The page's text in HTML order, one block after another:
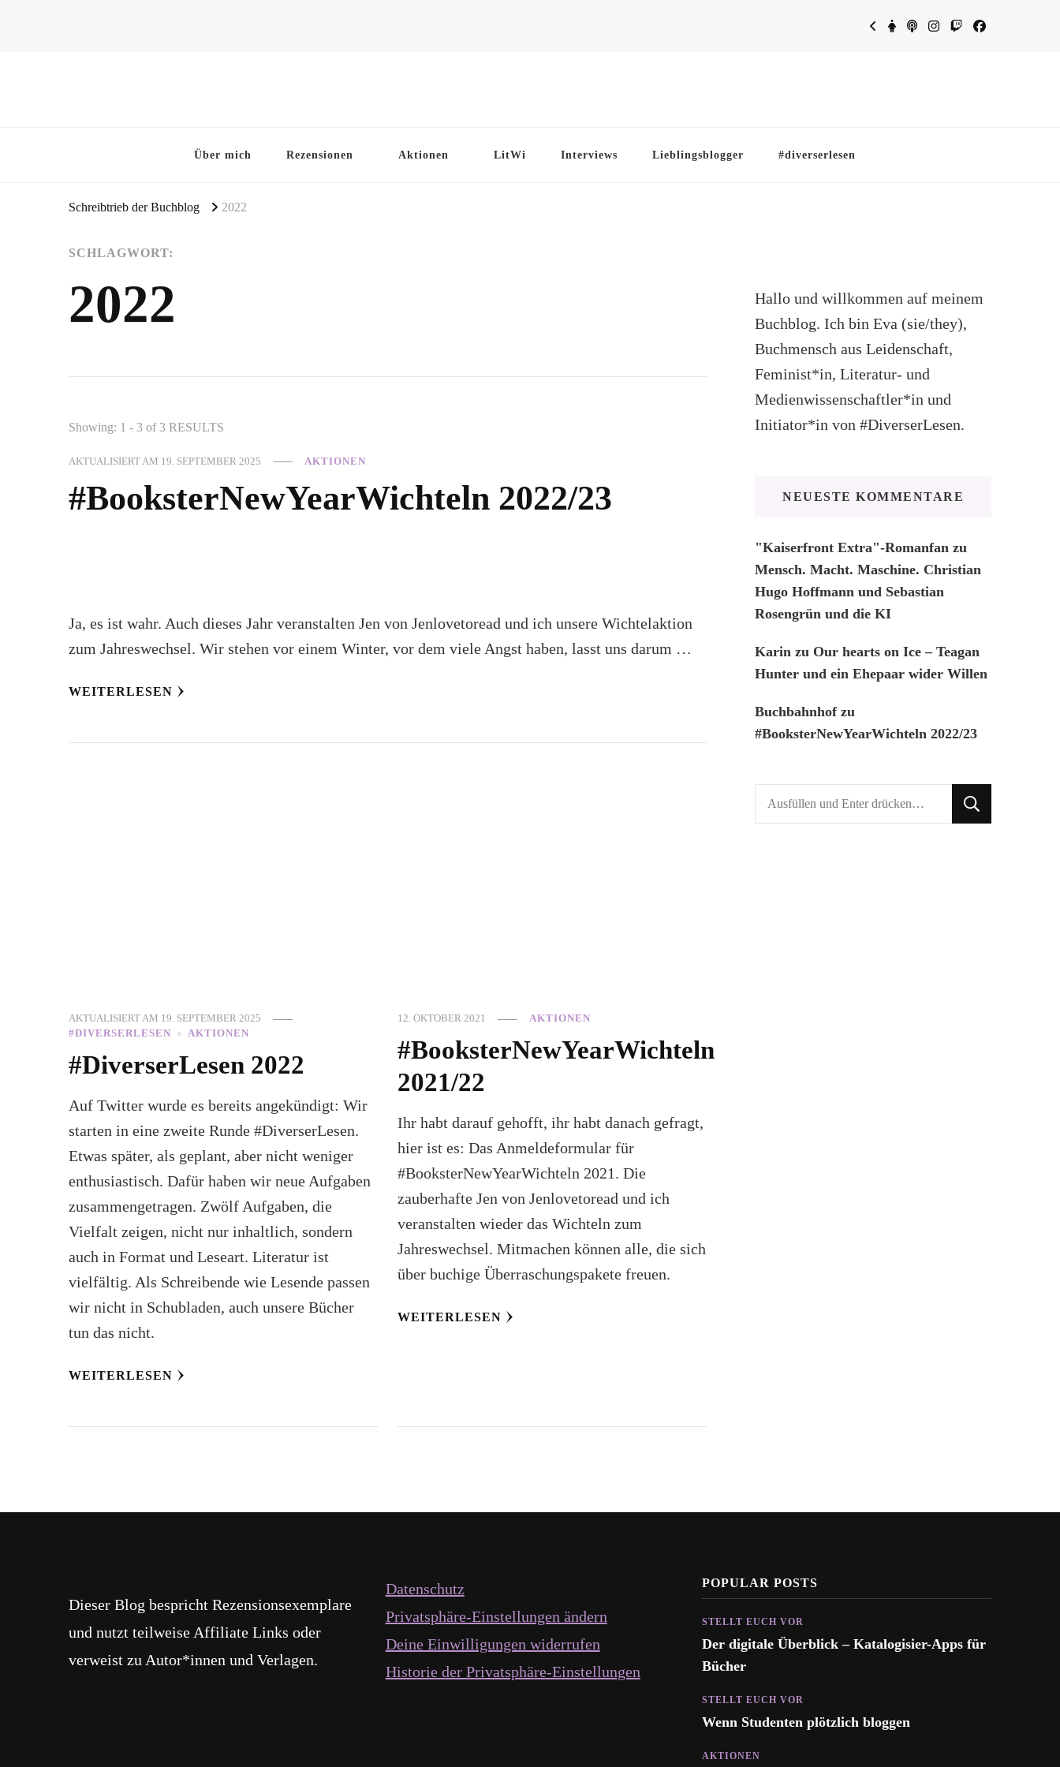
Über mich Rezensionen Aktionen LitWi Interviews Lieblingsblogger #diverserlesen
Schreibtrieb der Buchblog 2022
SCHLAGWORT:
2022
Showing: 1 - 3 of 3 RESULTS
AKTUALISIERT AM 19. SEPTEMBER 2025 AKTIONEN
#BooksterNewYearWichteln 2022/23
Ja, es ist wahr. Auch dieses Jahr veranstalten Jen von Jenlovetoread und ich unsere Wichtelaktion
zum Jahreswechsel. Wir stehen vor einem Winter, vor dem viele Angst haben, lasst uns darum …
WEITERLESEN
AKTUALISIERT AM 19. SEPTEMBER 2025
#DIVERSERLESEN
AKTIONEN
#DiverserLesen 2022
Auf Twitter wurde es bereits angekündigt: Wir
starten in eine zweite Runde #DiverserLesen.
Etwas später, als geplant, aber nicht weniger
enthusiastisch. Dafür haben wir neue Aufgaben
zusammengetragen. Zwölf Aufgaben, die
Vielfalt zeigen, nicht nur inhaltlich, sondern
auch in Format und Leseart. Literatur ist
vielfältig. Als Schreibende wie Lesende passen
wir nicht in Schubladen, auch unsere Bücher
tun das nicht.
WEITERLESEN
12. OKTOBER 2021 AKTIONEN
#BooksterNewYearWichteln
2021/22
Ihr habt darauf gehofft, ihr habt danach gefragt,
hier ist es: Das Anmeldeformular für
#BooksterNewYearWichteln 2021. Die
zauberhafte Jen von Jenlovetoread und ich
veranstalten wieder das Wichteln zum
Jahreswechsel. Mitmachen können alle, die sich
über buchige Überraschungspakete freuen.
WEITERLESEN
Hallo und willkommen auf meinem
Buchblog. Ich bin Eva (sie/they),
Buchmensch aus Leidenschaft,
Feminist*in, Literatur- und
Medienwissenschaftler*in und
Initiator*in von #DiverserLesen.
NEUESTE KOMMENTARE
"Kaiserfront Extra"-Romanfan zu
Mensch. Macht. Maschine. Christian
Hugo Hoffmann und Sebastian
Rosengrün und die KI
Karin zu Our hearts on Ice – Teagan
Hunter und ein Ehepaar wider Willen
Buchbahnhofzu
#BooksterNewYearWichteln 2022/23
Suchst
du
Dieser Blog bespricht Rezensionsexemplare
und nutzt teilweise Affiliate Links oder
verweist zu Autor*innen und Verlagen.
Datenschutz
Privatsphäre-Einstellungen ändern
Deine Einwilligungen widerrufen
Historie der Privatsphäre-Einstellungen
POPULAR POSTS
STELLT EUCH VOR
Der digitale Überblick – Katalogisier-Apps für
Bücher
STELLT EUCH VOR
Wenn Studenten plötzlich bloggen
AKTIONEN